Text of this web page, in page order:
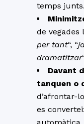
temps junts.
de vegades
per tant“, “
dramatitzar
Davant
tanquen o
d’afrontar-
es